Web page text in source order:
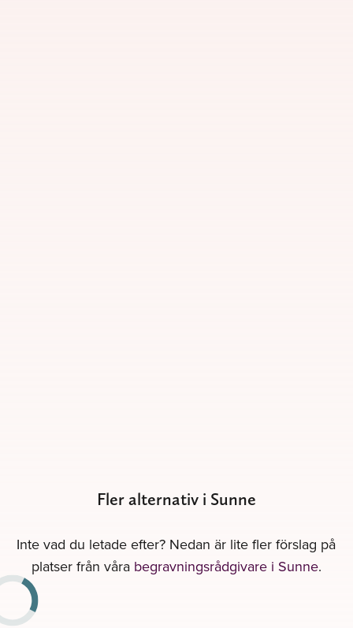
Fler alternativ i Sunne
Inte vad du letade efter? Nedan är lite fler förslag på
platser från våra begravningsrådgivare i Sunne.